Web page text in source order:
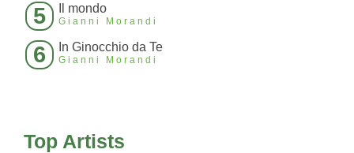
5 Il mondo
Gianni Morandi
6 In Ginocchio da Te
Gianni Morandi
Top Artists